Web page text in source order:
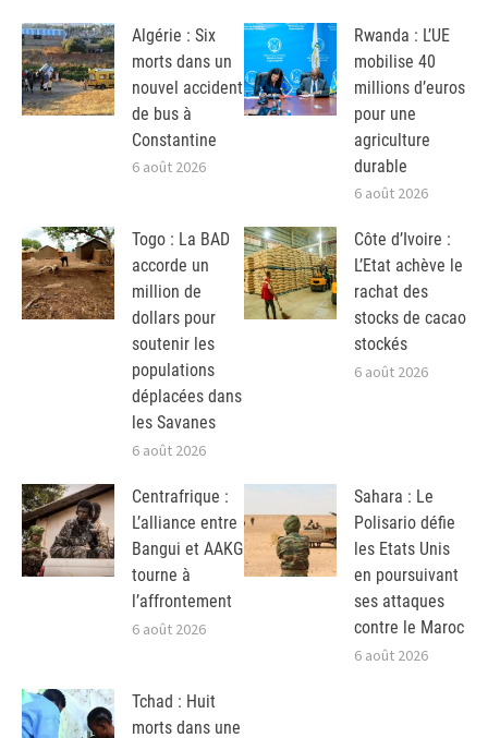
Algérie : Six
morts dans un
nouvel accident
de bus à
Constantine
6 août 2026
Rwanda : L’UE
mobilise 40
millions d’euros
pour une
agriculture
durable
6 août 2026
Togo : La BAD
accorde un
million de
dollars pour
soutenir les
populations
déplacées dans
les Savanes
6 août 2026
Côte d’Ivoire :
L’Etat achève le
rachat des
stocks de cacao
stockés
6 août 2026
Centrafrique :
L’alliance entre
Bangui et AAKG
tourne à
l’affrontement
6 août 2026
Sahara : Le
Polisario défie
les Etats Unis
en poursuivant
ses attaques
contre le Maroc
6 août 2026
Tchad : Huit
morts dans une